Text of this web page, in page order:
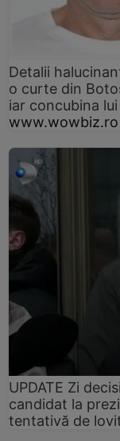
Detalii
o curte din
iar concubina
www.wowbiz.ro
UPDATE Zi
candidat la
tentativă de